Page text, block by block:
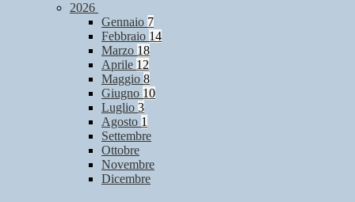
2026
Gennaio 7
Febbraio 14
Marzo 18
Aprile 12
Maggio 8
Giugno 10
Luglio 3
Agosto 1
Settembre
Ottobre
Novembre
Dicembre